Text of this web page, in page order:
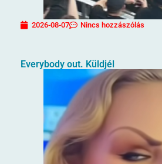
2026-08-07 Nincs hozzászólás
Everybody out. Küldjél